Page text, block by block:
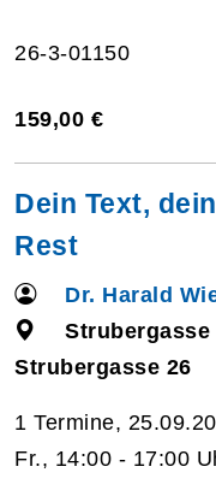
26-3-01150
159,00 €
Dein Text,
Rest
Dr. Harald
Strubergasse
Strubergasse 26
1 Termine,
Fr., 14:00 - 17:00